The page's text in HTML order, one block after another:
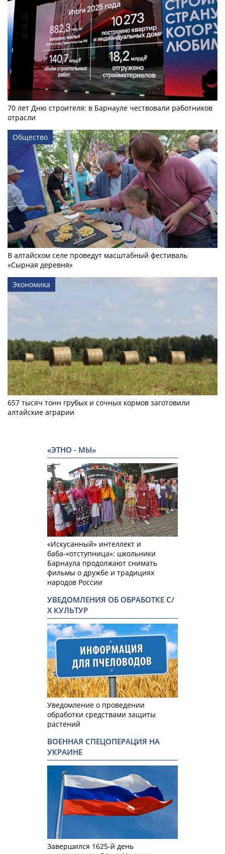
70 лет Дню строителя: в Барнауле чествовали работников
отрасли
Общество
В алтайском селе проведут масштабный фестиваль
«Сырная деревня»
Экономика
657 тысяч тонн грубых и сочных кормов заготовили
алтайские аграрии
«ЭТНО - МЫ»
«Искусанный» интеллект и
баба-«отступница»: школьники
Барнаула продолжают снимать
фильмы о дружбе и традициях
народов России
УВЕДОМЛЕНИЯ ОБ ОБРАБОТКЕ С/
Х КУЛЬТУР
Уведомление о проведении
обработки средствами защиты
растений
ВОЕННАЯ СПЕЦОПЕРАЦИЯ НА
УКРАИНЕ
Завершился 1625-й день